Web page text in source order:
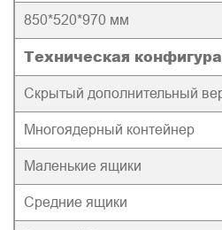
850*520*970 мм
Техническая
Скрытый дополнительный
Многоядерный контейнер
Маленькие ящики
Средние ящики